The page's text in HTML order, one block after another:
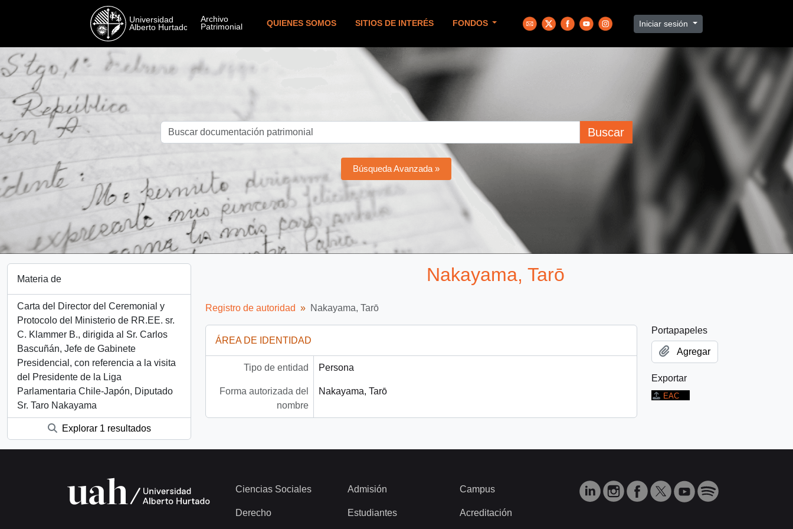
QUIENES SOMOS SITIOS DE INTERÉS FONDOS Iniciar sesión
Buscar
Búsqueda Avanzada »
Materia de
Carta del Director del Ceremonial y
Protocolo del Ministerio de RR.EE. sr.
C. Klammer B., dirigida al Sr. Carlos
Bascuñán, Jefe de Gabinete
Presidencial, con referencia a la visita
del Presidente de la Liga
Parlamentaria Chile-Japón, Diputado
Sr. Taro Nakayama
Explorar 1 resultados
Nakayama, Tarō
Registro de autoridad Nakayama, Tarō
ÁREA DE IDENTIDAD
Tipo de entidad Persona
Forma autorizada del
nombre
Nakayama, Tarō
Portapapeles
Agregar
Exportar
EAC
Ciencias Sociales
Derecho
Admisión
Estudiantes
Campus
Acreditación